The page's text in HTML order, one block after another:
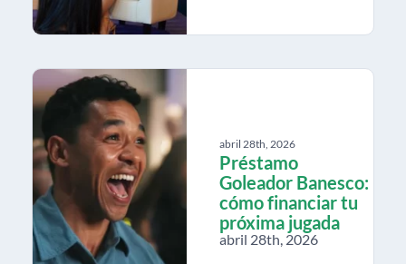
abril 28th, 2026
Préstamo
Goleador Banesco:
cómo financiar tu
próxima jugada
abril 28th, 2026